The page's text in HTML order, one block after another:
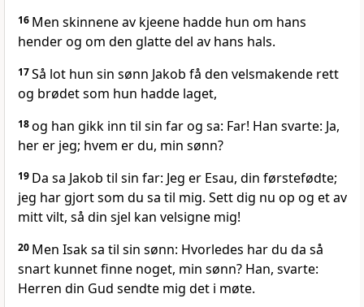
16 Men skinnene av kjeene hadde hun om hans
hender og om den glatte del av hans hals.
17Så lot hun sin sønn Jakob få den velsmakende rett
og brødet som hun hadde laget,
18og han gikk inn til sin far og sa: Far! Han svarte: Ja,
her er jeg; hvem er du, min sønn?
19 Da sa Jakob til sin far: Jeg er Esau, din førstefødte;
jeg har gjort som du sa til mig. Sett dig nu op og et av
mitt vilt, så din sjel kan velsigne mig!
20 Men Isak sa til sin sønn: Hvorledes har du da så
snart kunnet finne noget, min sønn? Han, svarte:
Herren din Gud sendte mig det i møte.